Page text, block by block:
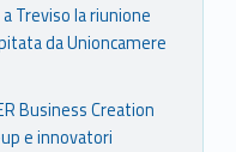
Treviso la riunione
da Unioncamere
Business Creation
e innovatori